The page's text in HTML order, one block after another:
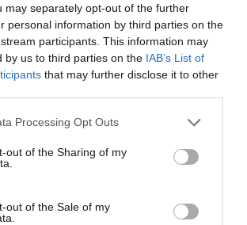
may separately opt-out of the further
personal information by third parties on the
participants. This information may
by us to third parties on the IAB’s List of
that may further disclose it to other
website/app uses one or more Google
visit or usage behaviour. You may click to
to Google and its third-party tags to
below specified purposes in below Google
Processing Opt Outs
out of the Sharing of my
out of the Sale of my
VIDCASTS
«ΔΕΝ ΗΘΕΛΑ ΝΑ ΑΦΗΣΩ ΣΤΟΝ
ΜΙΑ ΚΑΥΤΗ ΠΑΤΑΤΑ»
Ο κυβερνητικός εκπρόσωπος,